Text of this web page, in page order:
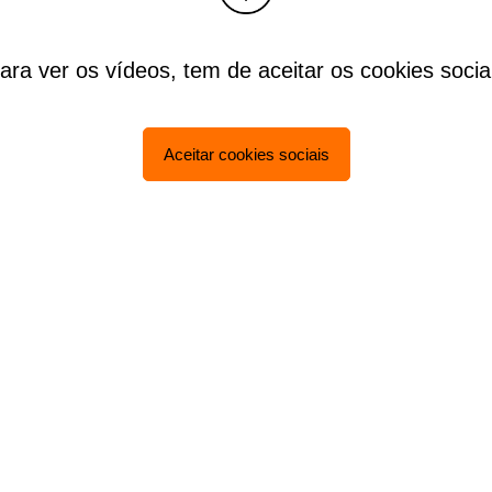
ver os vídeos, tem de aceitar os cookies
Aceitar cookies sociais